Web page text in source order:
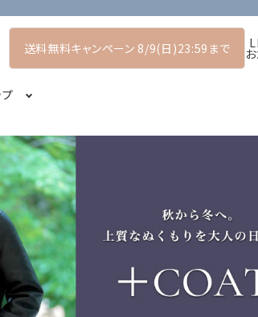
送料無料キャンペーン 8/9(日)23:59まで
プ